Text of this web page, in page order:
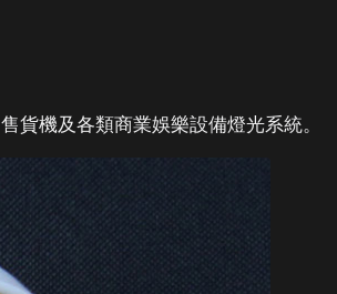
貨機及各類商業娛樂設備燈光系統。